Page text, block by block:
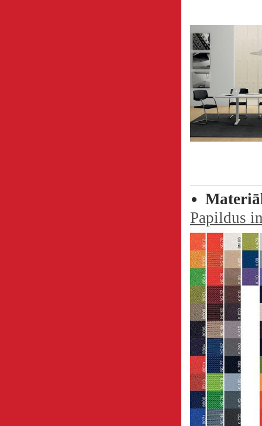
Papildus